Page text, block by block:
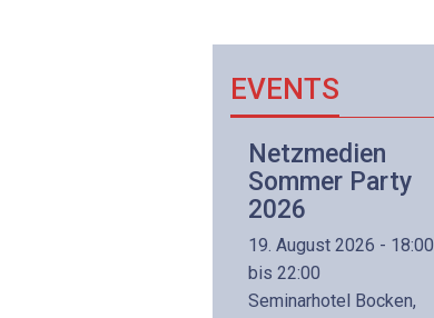
EVENTS
Netzmedien
Sommer Party
2026
19. August 2026 - 18:00
bis 22:00
Seminarhotel Bocken,